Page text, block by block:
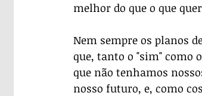
melhor do que o que
Nem sempre os planos
que, tanto o "sim" como
que não tenhamos
nosso futuro, e, como